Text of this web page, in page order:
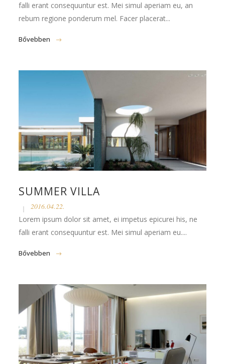
falli erant consequuntur est. Mei simul aperiam eu, an
rebum regione ponderum mel. Facer placerat...
Bővebben
SUMMER VILLA
2016.04.22.
Lorem ipsum dolor sit amet, ei impetus epicurei his, ne
falli erant consequuntur est. Mei simul aperiam eu....
Bővebben